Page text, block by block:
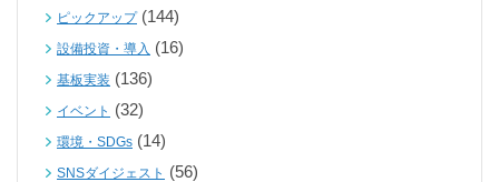
ピックアップ(144)
設備投資・導入 (16)
基板実装 (136)
イベント (32)
環境・SDGs (14)
SNSダイジェスト (56)